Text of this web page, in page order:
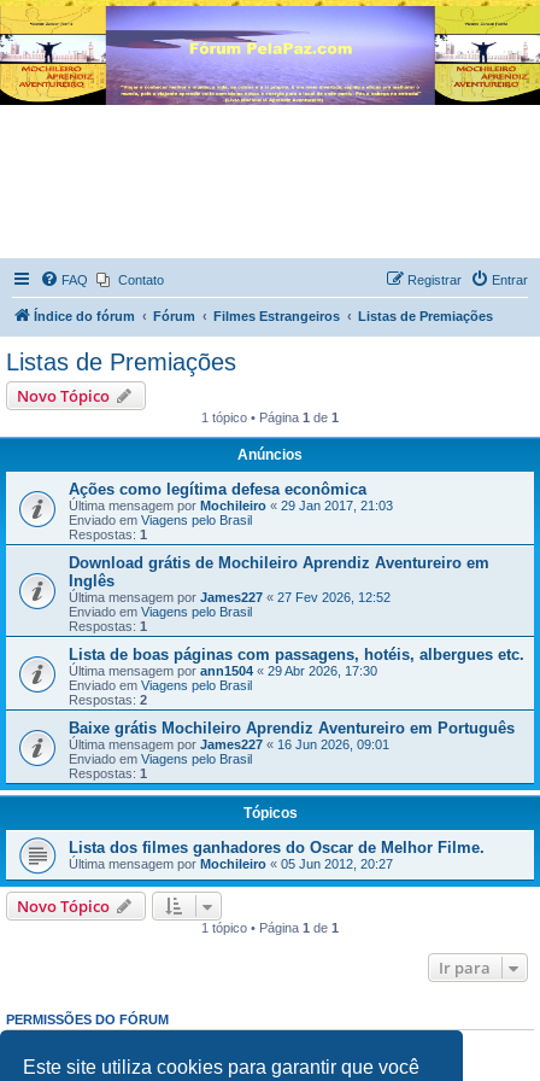
Este site utiliza cookies para garantir que você
FAQ Contato Entrar
Registrar
Índice do fórum Fórum Filmes Estrangeiros Listas de Premiações
Listas de Premiações
Novo Tópico
1 tópico • Página 1 de 1
Anúncios
Ações como legítima defesa econômica
Última mensagem por Mochileiro « 29 Jan 2017, 21:03
Enviado em Viagens pelo Brasil
Respostas: 1
Download grátis de Mochileiro Aprendiz Aventureiro em
Inglês
Última mensagem por James227 « 27 Fev 2026, 12:52
Enviado em Viagens pelo Brasil
Respostas: 1
Lista de boas páginas com passagens, hotéis, albergues etc.
Última mensagem por ann1504 « 29 Abr 2026, 17:30
Enviado em Viagens pelo Brasil
Respostas: 2
Baixe grátis Mochileiro Aprendiz Aventureiro em Português
Última mensagem por James227 « 16 Jun 2026, 09:01
Enviado em Viagens pelo Brasil
Respostas: 1
Tópicos
Lista dos filmes ganhadores do Oscar de Melhor Filme.
Última mensagem por Mochileiro « 05 Jun 2012, 20:27
Novo Tópico
1 tópico • Página 1 de 1
Ir para
PERMISSÕES DO FÓRUM
Responder mensagens:
Proibido
Editar mensagens:Proibido